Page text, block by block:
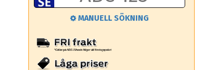
MANUELL SÖKNING